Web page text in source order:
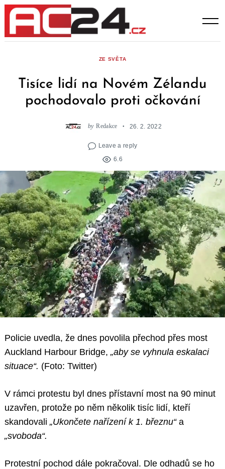
Skip
content
ZE SVĚTA
Tisíce lidí na Novém Zélandu
pochodovalo proti očkování
by Redakce 26. 2. 2022
Leave a reply
6.6
Policie uvedla, že dnes povolila přechod přes most
Auckland Harbour Bridge, „aby se vyhnula eskalaci
situace“. (Foto: Twitter)
V rámci protestu byl dnes přístavní most na 90 minut
uzavřen, protože po něm několik tisíc lidí, kteří
skandovali „Ukončete nařízení k 1. březnu“a
„svoboda“.
Protestní pochod dále pokračoval. Dle odhadů se ho